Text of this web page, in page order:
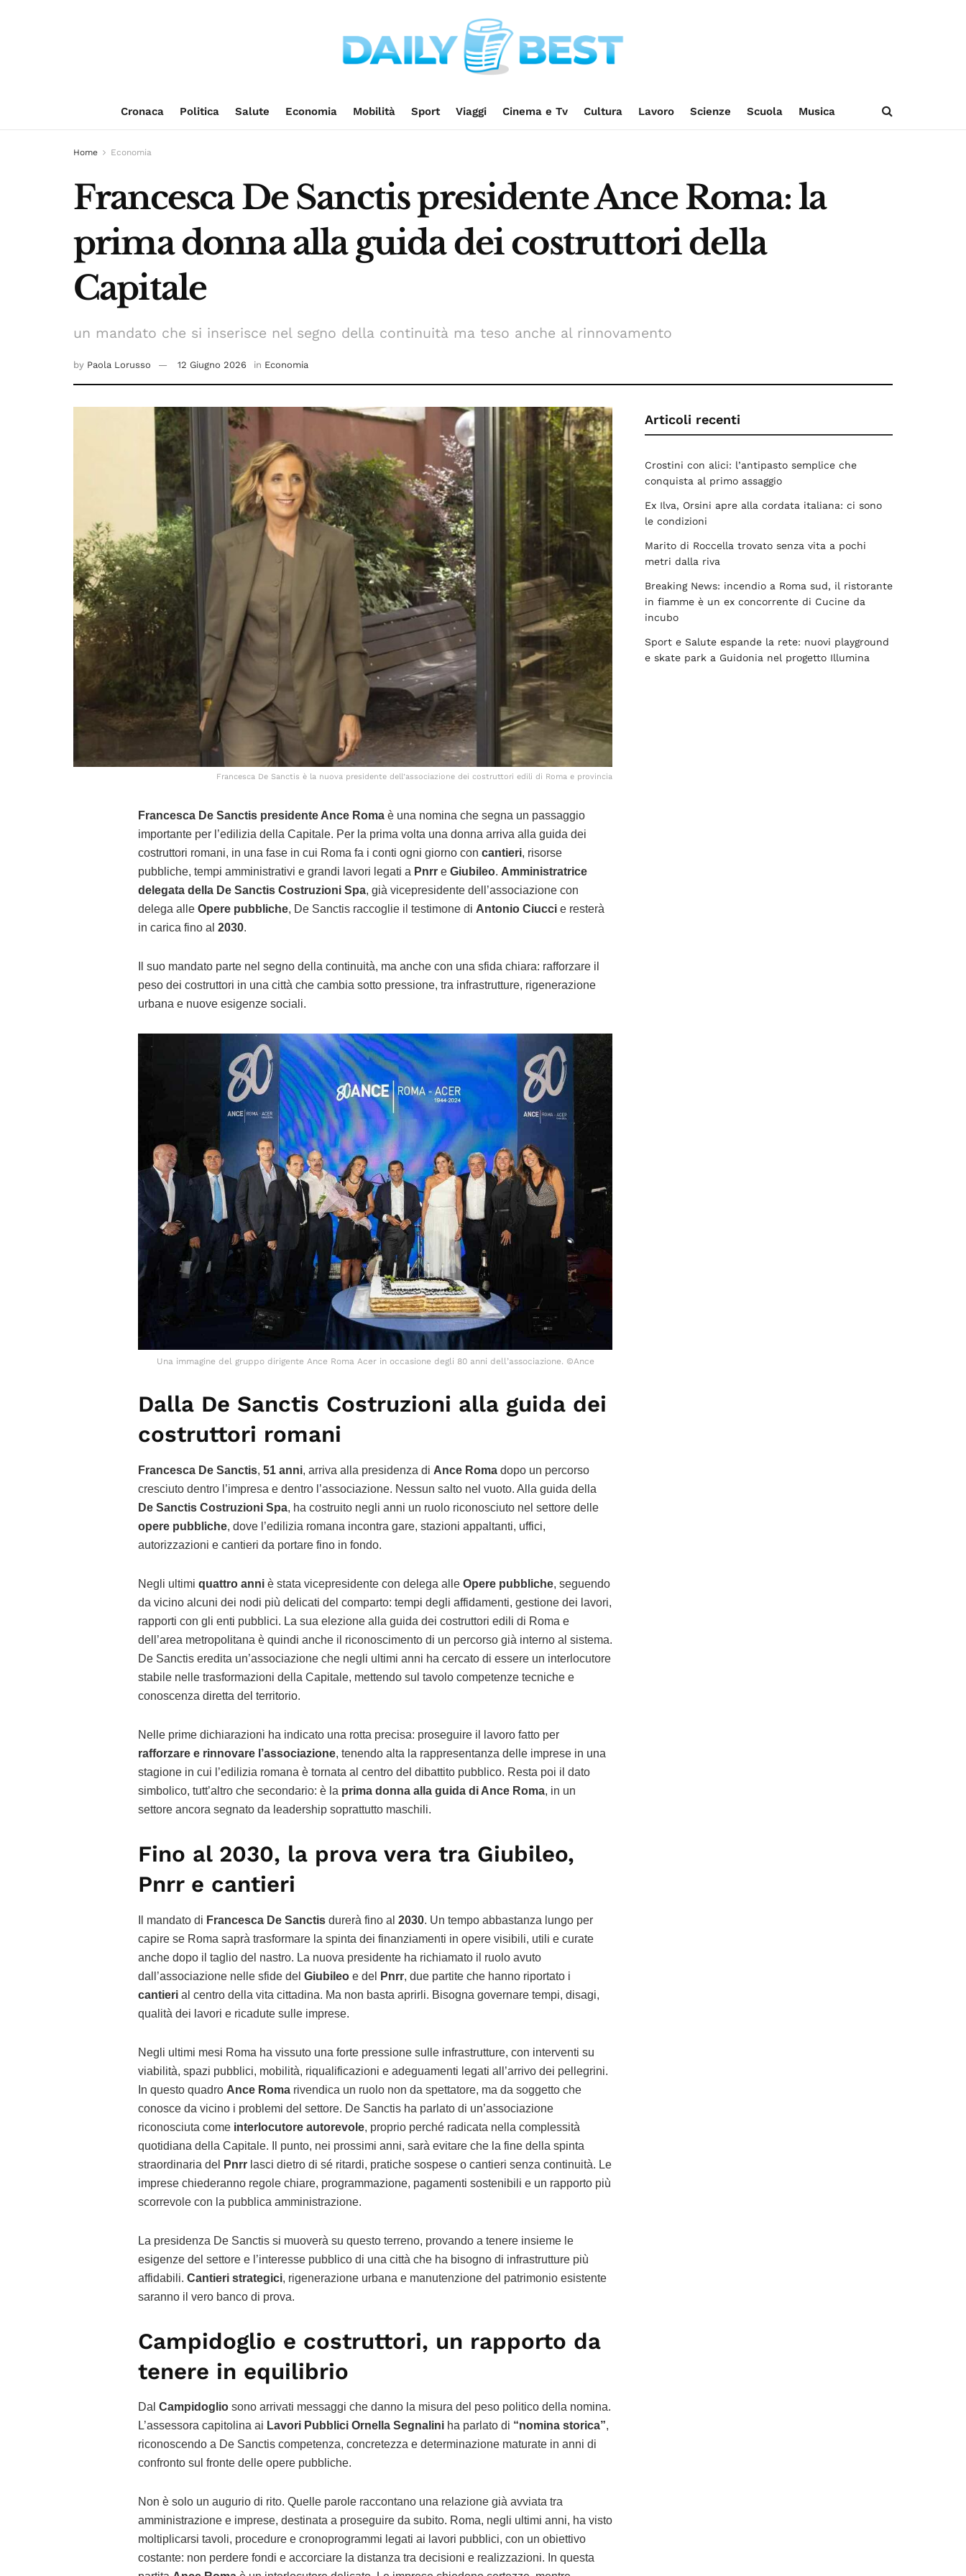
Cronaca Politica Salute Economia Mobilità Sport Viaggi Cinema e Tv Cultura Lavoro Scienze Scuola Musica
Home Economia
Francesca De Sanctis presidente Ance Roma: la
prima donna alla guida dei costruttori della
Capitale
un mandato che si inserisce nel segno della continuità ma teso anche al rinnovamento
by Paola Lorusso 12 Giugno 2026 in Economia
Francesca De Sanctis è la nuova presidente dell’associazione dei costruttori edili di Roma e provincia
Francesca De Sanctis presidente Ance Roma è una nomina che segna un passaggio
importante per l’edilizia della Capitale. Per la prima volta una donna arriva alla guida dei
costruttori romani, in una fase in cui Roma fa i conti ogni giorno con cantieri, risorse
pubbliche, tempi amministrativi e grandi lavori legati a Pnrr e Giubileo. Amministratrice
delegata della De Sanctis Costruzioni Spa, già vicepresidente dell’associazione con
delega alle Opere pubbliche, De Sanctis raccoglie il testimone di Antonio Ciucci e resterà
in carica fino al 2030.
Il suo mandato parte nel segno della continuità, ma anche con una sfida chiara: rafforzare il
peso dei costruttori in una città che cambia sotto pressione, tra infrastrutture, rigenerazione
urbana e nuove esigenze sociali.
Una immagine del gruppo dirigente Ance Roma Acer in occasione degli 80 anni dell’associazione. ©Ance
Dalla De Sanctis Costruzioni alla guida dei
costruttori romani
Francesca De Sanctis, 51 anni, arriva alla presidenza di Ance Roma dopo un percorso
cresciuto dentro l’impresa e dentro l’associazione. Nessun salto nel vuoto. Alla guida della
De Sanctis Costruzioni Spa, ha costruito negli anni un ruolo riconosciuto nel settore delle
opere pubbliche, dove l’edilizia romana incontra gare, stazioni appaltanti, uffici,
autorizzazioni e cantieri da portare fino in fondo.
Negli ultimi quattro anni è stata vicepresidente con delega alle Opere pubbliche, seguendo
da vicino alcuni dei nodi più delicati del comparto: tempi degli affidamenti, gestione dei lavori,
rapporti con gli enti pubblici. La sua elezione alla guida dei costruttori edili di Roma e
dell’area metropolitana è quindi anche il riconoscimento di un percorso già interno al sistema.
De Sanctis eredita un’associazione che negli ultimi anni ha cercato di essere un interlocutore
stabile nelle trasformazioni della Capitale, mettendo sul tavolo competenze tecniche e
conoscenza diretta del territorio.
Nelle prime dichiarazioni ha indicato una rotta precisa: proseguire il lavoro fatto per
rafforzare e rinnovare l’associazione, tenendo alta la rappresentanza delle imprese in una
stagione in cui l’edilizia romana è tornata al centro del dibattito pubblico. Resta poi il dato
simbolico, tutt’altro che secondario: è la prima donna alla guida di Ance Roma, in un
settore ancora segnato da leadership soprattutto maschili.
Fino al 2030, la prova vera tra Giubileo,
Pnrr e cantieri
Il mandato di Francesca De Sanctis durerà fino al 2030. Un tempo abbastanza lungo per
capire se Roma saprà trasformare la spinta dei finanziamenti in opere visibili, utili e curate
anche dopo il taglio del nastro. La nuova presidente ha richiamato il ruolo avuto
dall’associazione nelle sfide del Giubileo e del Pnrr, due partite che hanno riportato i
cantieri al centro della vita cittadina. Ma non basta aprirli. Bisogna governare tempi, disagi,
qualità dei lavori e ricadute sulle imprese.
Negli ultimi mesi Roma ha vissuto una forte pressione sulle infrastrutture, con interventi su
viabilità, spazi pubblici, mobilità, riqualificazioni e adeguamenti legati all’arrivo dei pellegrini.
In questo quadro Ance Roma rivendica un ruolo non da spettatore, ma da soggetto che
conosce da vicino i problemi del settore. De Sanctis ha parlato di un’associazione
riconosciuta come interlocutore autorevole, proprio perché radicata nella complessità
quotidiana della Capitale. Il punto, nei prossimi anni, sarà evitare che la fine della spinta
straordinaria del
Pnrr lasci dietro di sé ritardi, pratiche sospese o cantieri senza continuità. Le
imprese chiederanno regole chiare, programmazione, pagamenti sostenibili e un rapporto più
scorrevole con la pubblica amministrazione.
La presidenza De Sanctis si muoverà su questo terreno, provando a tenere insieme le
esigenze del settore e l’interesse pubblico di una città che ha bisogno di infrastrutture più
affidabili. Cantieri strategici, rigenerazione urbana e manutenzione del patrimonio esistente
saranno il vero banco di prova.
Campidoglio e costruttori, un rapporto da
tenere in equilibrio
Dal Campidoglio sono arrivati messaggi che danno la misura del peso politico della nomina.
L’assessora capitolina ai Lavori Pubblici Ornella Segnalini ha parlato di “nomina storica”,
riconoscendo a De Sanctis competenza, concretezza e determinazione maturate in anni di
confronto sul fronte delle opere pubbliche.
Non è solo un augurio di rito. Quelle parole raccontano una relazione già avviata tra
amministrazione e imprese, destinata a proseguire da subito. Roma, negli ultimi anni, ha visto
moltiplicarsi tavoli, procedure e cronoprogrammi legati ai lavori pubblici, con un obiettivo
costante: non perdere fondi e accorciare la distanza tra decisioni e realizzazioni. In questa
Articoli recenti
Crostini con alici: l’antipasto semplice che
conquista al primo assaggio
Ex Ilva, Orsini apre alla cordata italiana: ci sono
le condizioni
Marito di Roccella trovato senza vita a pochi
metri dalla riva
Breaking News: incendio a Roma sud, il ristorante
in fiamme è un ex concorrente di Cucine da
incubo
Sport e Salute espande la rete: nuovi playground
e skate park a Guidonia nel progetto Illumina